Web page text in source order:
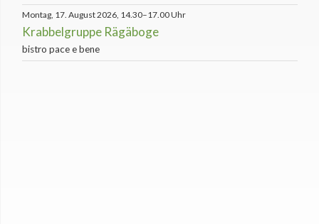
Montag, 17. August 2026, 14.30–17.00 Uhr
Krabbelgruppe Rägäboge
bistro pace e bene